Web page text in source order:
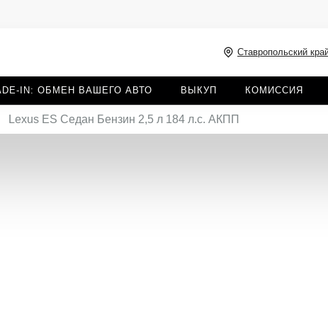
Ставропольский
IN: ОБМЕН ВАШЕГО АВТО ВЫКУП КОМИССИЯ
Lexus ES Седан Бензин 2,5 л 184 л.с. АКПП